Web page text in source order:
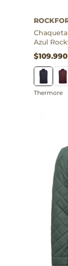
Azul
$109.990
Thermore